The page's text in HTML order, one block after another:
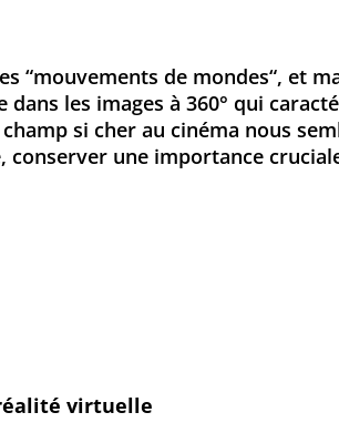
“mouvements de mondes“, et
dans les images à 360° qui
si cher au cinéma nous
conserver une importance
virtuelle